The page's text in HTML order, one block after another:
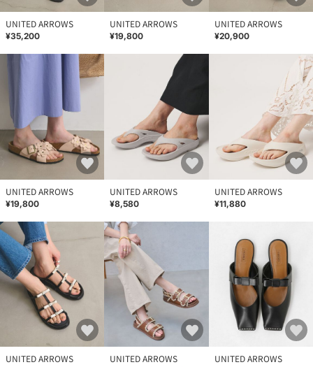
UNITED ARROWS
¥35,200
UNITED ARROWS
¥19,800
UNITED ARROWS
¥20,900
UNITED ARROWS
¥19,800
UNITED ARROWS
¥8,580
UNITED ARROWS
¥11,880
UNITED ARROWS UNITED ARROWS UNITED ARROWS